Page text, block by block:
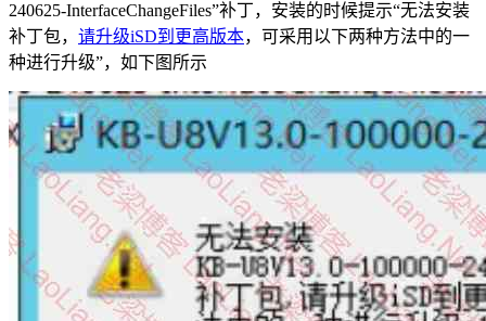
240625-InterfaceChangeFiles”补丁，安装的时候提示“无法安装
补丁包， 请升级iSD到更高版本，可采用以下两种方法中的一
种进行升级”，如下图所示